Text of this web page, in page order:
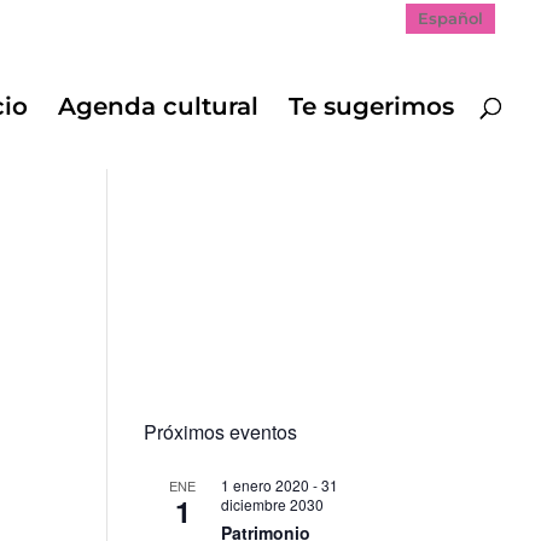
Español
Agenda cultural Te sugerimos
Próximos eventos
ENE
1
1 enero 2020 -31
diciembre 2030
Patrimonio